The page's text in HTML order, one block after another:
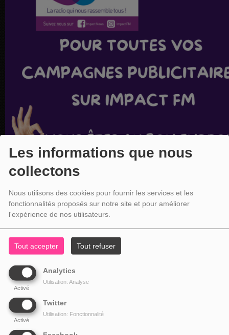
Les informations que nous
collectons
Nous utilisons des cookies pour fournir les services et les
fonctionnalités proposés sur notre site et pour améliorer
l'expérience de nos utilisateurs.
Tout accepter Tout refuser
Analytics
Activé
Utilisation: Analyse
Twitter
Activé
Utilisation: Fonctionnalité